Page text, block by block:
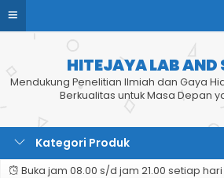
HITEJAYA LAB AND
Mendukung Penelitian Ilmiah dan Gaya
Berkualitas untuk Masa Depan
Kategori Produk
Buka jam 08.00 s/d jam 21.00 setiap hari